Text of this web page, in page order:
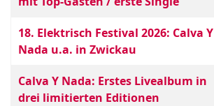
18. Elektrisch Festival 2026: Calva Y
Nada u.a. in Zwickau
Calva Y Nada: Erstes Livealbum in
drei limitierten Editionen